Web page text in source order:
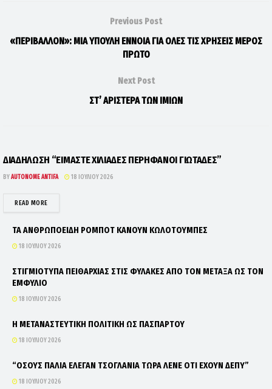
Previous Post
«ΠΕΡΙΒΑΛΛΟΝ»: ΜΙΑ ΥΠΟΥΛΗ ΕΝΝΟΙΑ ΓΙΑ ΟΛΕΣ ΤΙΣ ΧΡΗΣΕΙΣ ΜΕΡΟΣ
ΠΡΩΤΟ
Next Post
ΣΤ’ ΑΡΙΣΤΕΡΑ ΤΩΝ ΙΜΙΩΝ
ΔΙΑΔΗΛΩΣΗ “ΕΙΜΑΣΤΕ ΧΙΛΙΑΔΕΣ ΠΕΡΗΦΑΝΟΙ ΓΙΩΤΑΔΕΣ”
BYAUTONOME ANTIFA 18 ΙΟΥΛΊΟΥ 2026
READ MOREDETAILS
ΤΑ ΑΝΘΡΩΠΟΕΙΔΗ ΡΟΜΠΟΤ ΚΑΝΟΥΝ ΚΩΛΟΤΟΥΜΠΕΣ
18 ΙΟΥΛΊΟΥ 2026
ΣΤΙΓΜΙΟΤΥΠΑ ΠΕΙΘΑΡΧΙΑΣ ΣΤΙΣ ΦΥΛΑΚΕΣ ΑΠΟ ΤΟΝ ΜΕΤΑΞΑ ΩΣ ΤΟΝ
ΕΜΦΥΛΙΟ
18 ΙΟΥΛΊΟΥ 2026
Η ΜΕΤΑΝΑΣΤΕΥΤΙΚΗ ΠΟΛΙΤΙΚΗ ΩΣ ΠΑΣΠΑΡΤΟΥ
18 ΙΟΥΛΊΟΥ 2026
“ΟΣΟΥΣ ΠΑΛΙΑ ΕΛΕΓΑΝ ΤΣΟΓΛΑΝΙΑ ΤΩΡΑ ΛΕΝΕ ΟΤΙ ΕΧΟΥΝ ΔΕΠΥ”
18 ΙΟΥΛΊΟΥ 2026